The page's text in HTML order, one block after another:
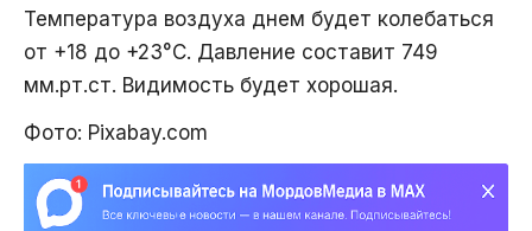
Температура воздуха днем будет колебаться
от +18 до +23°С. Давление составит 749
мм.рт.ст. Видимость будет хорошая.
Фото: Pixabay.com